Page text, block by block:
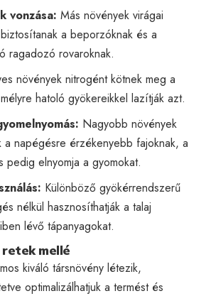
vonzása: Más növények virágai
a beporzóknak és a
ragadozó rovaroknak.
növények nitrogént kötnek meg a
hatoló gyökereikkel lazítják azt.
Nagyobb növények
a napégésre érzékenyebb fajoknak, a
pedig elnyomja a gyomokat.
Különböző gyökérrendszerű
nélkül hasznosíthatják a talaj
lévő tápanyagokat.
retek mellé
kiváló társnövény létezik,
optimalizálhatjuk a termést és